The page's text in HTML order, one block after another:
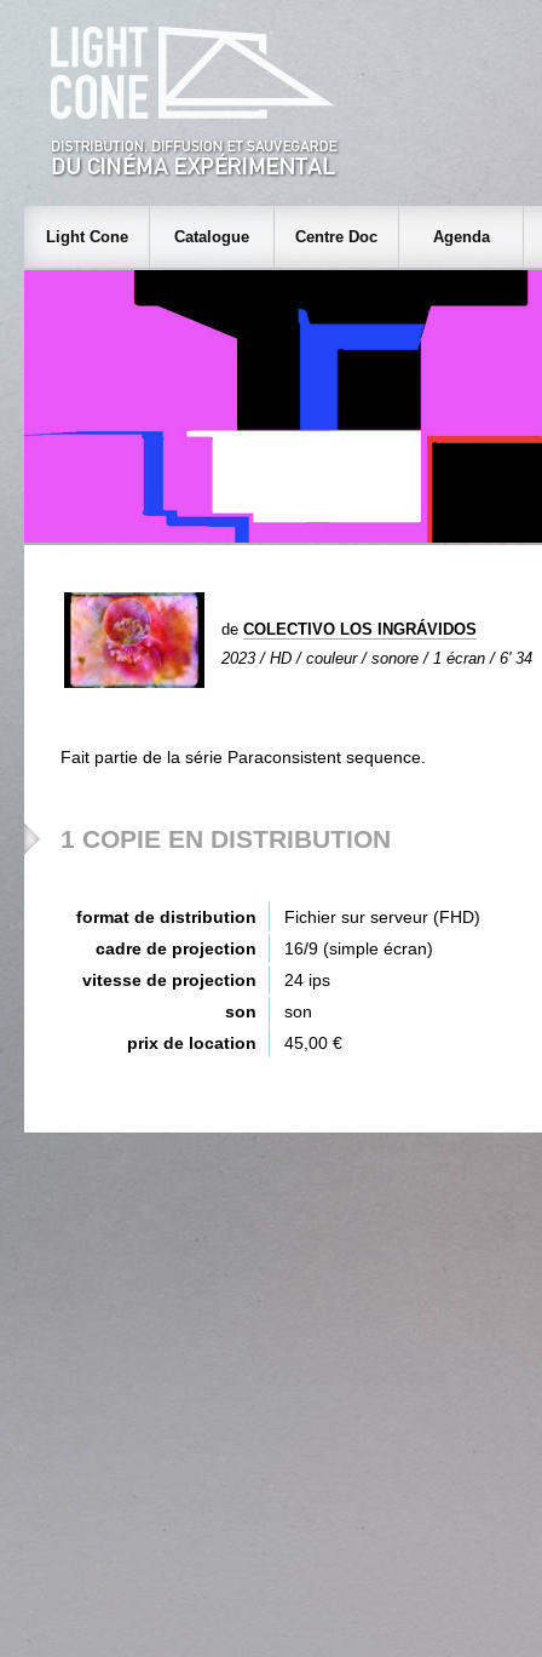
Light Cone Catalogue Centre Doc Agenda
de COLECTIVO LOS INGRÁVIDOS
2023 / HD / couleur / sonore / 1 écran / 6' 34
Fait partie de la série Paraconsistent sequence.
1 COPIE EN DISTRIBUTION
format de distribution
Fichier sur serveur (FHD)
cadre de projection
16/9 (simple écran)
vitesse de projection
24 ips
son
son
prix de location
45,00 €